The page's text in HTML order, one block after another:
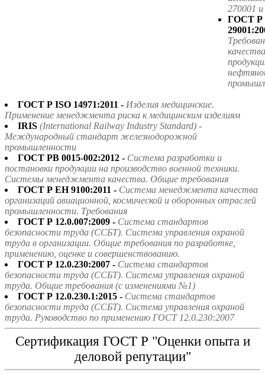
270001
ГОСТ
ГОСТ Р ISO 14971:2011 - Изделия медицинские.
Применение менеджмента риска к медицинским изделиям
IRIS (International Railway Industry Standard) -
Международный стандарт железнодорожной
промышленности
ГОСТ РВ 0015-002:2012 - Система разработки и
постановки продукции на производство военной техники.
Системы менеджмента качества. Общие требования
ГОСТ Р ЕН 9100:2011 - Система менеджмента качества
организаций авиационной, космической и оборонных отраслей
промышленности. Требования
ГОСТ Р 12.0.007:2009 - Система стандартов
безопасности труда (ССБТ). Система управления охраной
труда в организации. Общие требования по разработке,
применению, оценке и совершенствованию.
ГОСТ Р 12.0.230:2007 - Система стандартов
безопасности труда (ССБТ). Система управления охраной
труда. Общие требования (с изменениями №1)
ГОСТ Р 12.0.230.1:2015 - Система стандартов
безопасности труда (ССБТ). Система управления охраной
труда. Руководство по применению ГОСТ 12.0.230:2007
Сертификация ГОСТ Р "Оценки опыта и
деловой репутации"